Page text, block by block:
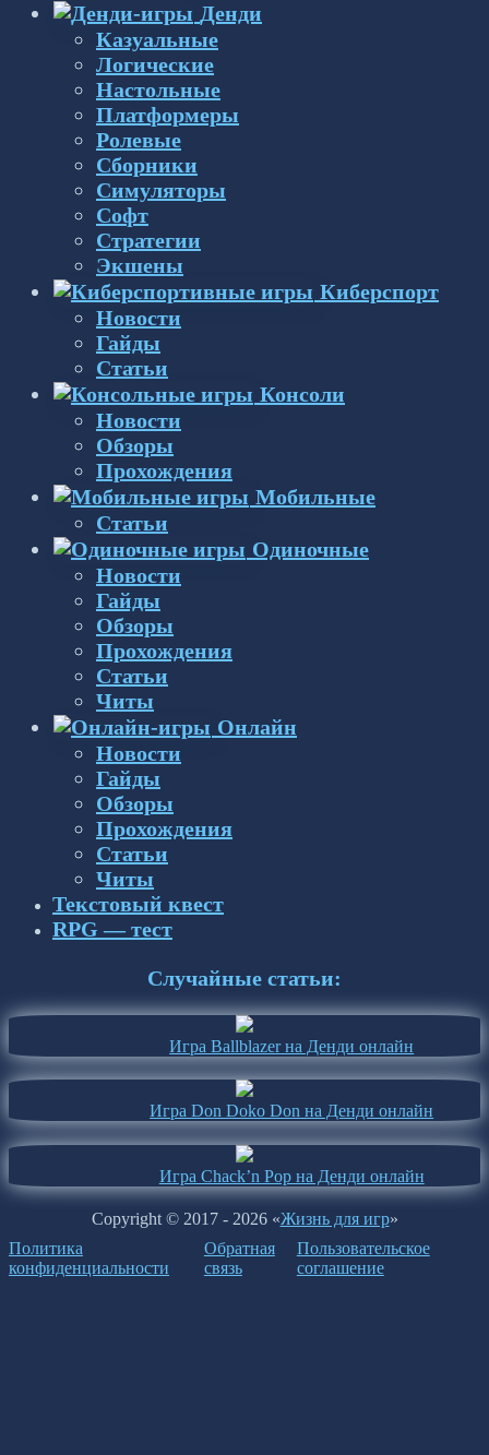
Денди
Казуальные
Логические
Настольные
Платформеры
Ролевые
Сборники
Симуляторы
Софт
Стратегии
Экшены
Киберспорт
Новости
Гайды
Статьи
Консоли
Новости
Обзоры
Прохождения
Мобильные
Статьи
Одиночные
Новости
Гайды
Обзоры
Прохождения
Статьи
Читы
Онлайн
Новости
Гайды
Обзоры
Прохождения
Статьи
Читы
Текстовый квест
RPG — тест
Случайные статьи:
Игра Ballblazer на Денди онлайн
Игра Don Doko Don на Денди онлайн
Игра Chack’n Pop на Денди онлайн
Copyright © 2017 - 2026 «Жизнь для игр»
Политика
конфиденциальности
Обратная
связь
Пользовательское
соглашение